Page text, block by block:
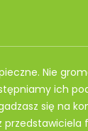
Nie
ich
się na
przedstawiciela